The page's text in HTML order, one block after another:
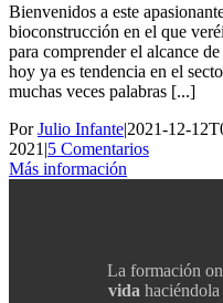
Bienvenidos a este
bioconstrucción en el que
para comprender el alcance
hoy ya es tendencia en el
muchas veces palabras [...]
PorJulio Infante|2021-12-
2021 |5 Comentarios
Más información
La formación
vida haciéndola